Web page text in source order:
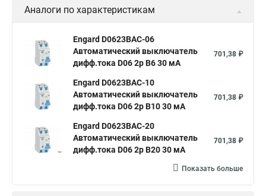
Аналоги по характеристикам
Engard D0623BAC-06
Автоматический выключатель
дифф.тока D06 2р B6 30 мА
701,38 ₽
Engard D0623BAC-10
Автоматический выключатель
дифф.тока D06 2р B10 30 мА
701,38 ₽
Engard D0623BAC-20
Автоматический выключатель
дифф.тока D06 2р B20 30 мА
701,38 ₽
Показать больше